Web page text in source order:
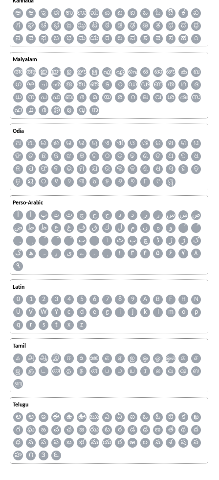
ಅ ಆ ಇ ಈ ಉ ಊ ಋ ಎ ಏ ಐ ಒ ಓ ಔ ಕ
ಖ
ಗ
ಘ ಚ ಛ ಜ ಝ ಟ ಠ ಡ ಢ ಣ ತ ಥ ದ
ಧ
ನ
ಪ ಫ ಬ ಭ ಮ ಯ ರ ಲ ವ ಶ ಷ ಸ ಹ ೧
Malyalam
അ ആ ഇ ഈ ഉ ഊ ഋ എ ഏ ഐ ഒ ഓ ഔ ക
ഖ
ഗ
ഘ ച ഛ ജ ഝ ഞ ട ഠ ഡ ഢ ണ ത ഥ
ദ
ധ
ന പ ഫ ബ ഭ മ യ ര റ ല വ ശ ഷ
സ
ഹ
൧ ൪ ൫ ൭ ൮ ൯
Odia
ଅ ଆ ଇ ଈ ଉ ଊ ଋ ଏ ଐ ଓ ଔ କ ଖ ଗ
ଘ
ଙ
ଚ ଛ ଜ ଝ ଞ ଟ ଠ ଡ ଢ ଣ ତ ଥ ଦ
ଧ
ନ
ପ ଫ ବ ଭ ମ ଯ ର ଲ ଳ ଶ ଷ ସ ହ
ଡ଼
ଢ଼
ୟ ୦ ୧ ୨ ୩ ୪ ୫ ୬ ୭ ୮ ୯ ୱ
Perso-Arabic
آ ا ب ت ث ج ح خ د ذ ر ز س ش ص
ض
ط ظ ع غ ف ق ك ل م ن ه
و
ٮ
ٲ ٹ پ چ ڈ ڑ ژ
ک
گ
ھ ہ ۄ ی ے ۔ ۱ ۳ ۴ ۵ ۶ ۷
۸
۹
Latin
0 1 2 3 4 5 6 7 8 9 A B F H
N
U
V W Y c d e g i j k l m o
p
q
r s t x z
Tamil
ஃ அ ஆ இ ஈ உ ஊ எ ஏ ஐ ஒ ஓ ஔ க
ச
ஜ
ஞ ட ண த ந ன ப ம ய ர ல வ ஷ
ஸ
ஹ
Telugu
అ ఆ ఇ ఈ ఉ ఊ ఋ ఎ ఏ ఐ ఒ ఓ ఔ క
ఖ
గ
ఘ ఙ చ ఛ జ ఝ ట ఠ డ ఢ ణ త థ
ద
ధ
న ప ఫ బ భ మ య ర ఱ ల వ శ ష
స
హ
౧ ౩ ౬